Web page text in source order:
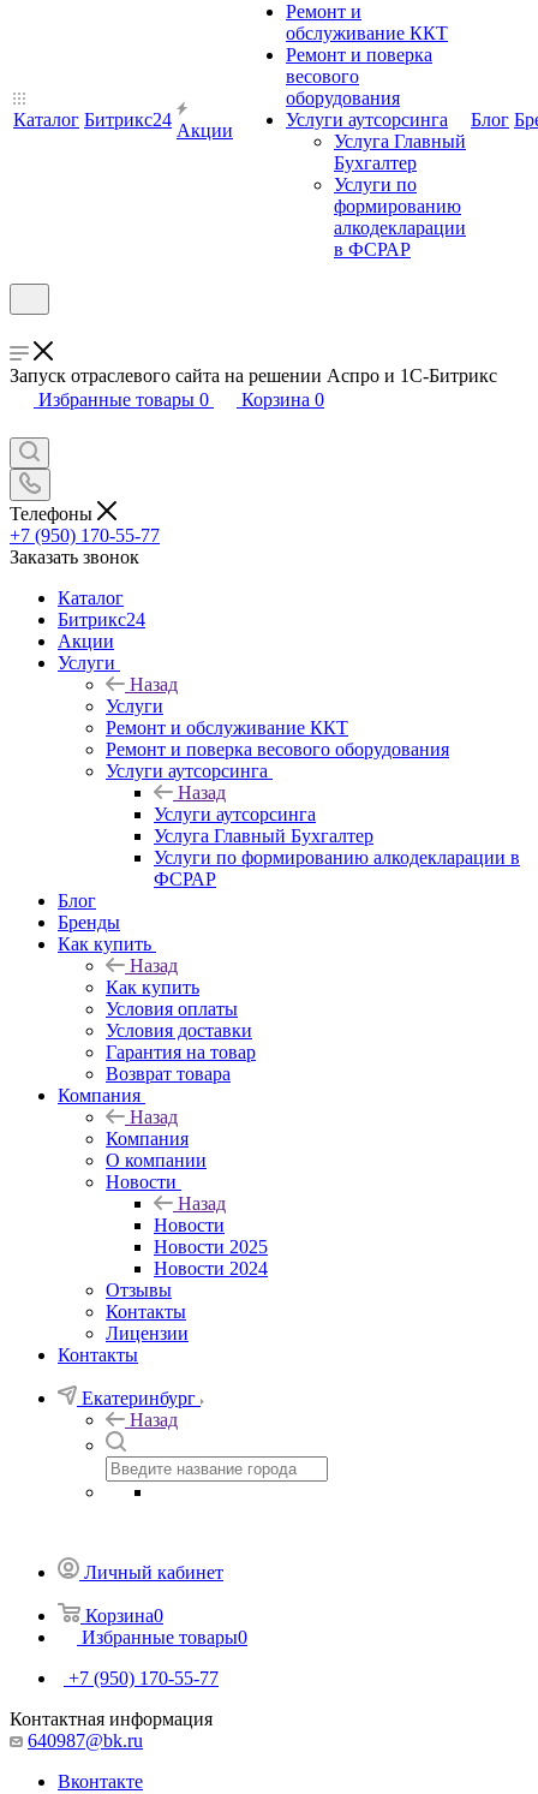
Каталог Битрикс24
Акции
Ремонт и
обслуживание ККТ
Ремонт и поверка
весового
оборудования
Услуги аутсорсинга
Услуга Главный
Бухгалтер
Услуги по
формированию
алкодекларации
в ФСРАР
Блог
Запуск отраслевого сайта на решении Аспро и 1С-Битрикс
Избранные товары 0 Корзина 0
Телефоны
+7 (950) 170-55-77
Заказать звонок
Каталог
Битрикс24
Акции
Услуги
Назад
Услуги
Ремонт и обслуживание ККТ
Ремонт и поверка весового оборудования
Услуги аутсорсинга
Назад
Услуги аутсорсинга
Услуга Главный Бухгалтер
Услуги по формированию алкодекларации в
ФСРАР
Блог
Бренды
Как купить
Назад
Как купить
Условия оплаты
Условия доставки
Гарантия на товар
Возврат товара
Компания
Назад
Компания
О компании
Новости
Назад
Новости
Новости 2025
Новости 2024
Отзывы
Контакты
Лицензии
Контакты
Екатеринбург
Назад
Личный кабинет
Корзина0
Избранные товары0
+7 (950) 170-55-77
Контактная информация
640987@bk.ru
Вконтакте